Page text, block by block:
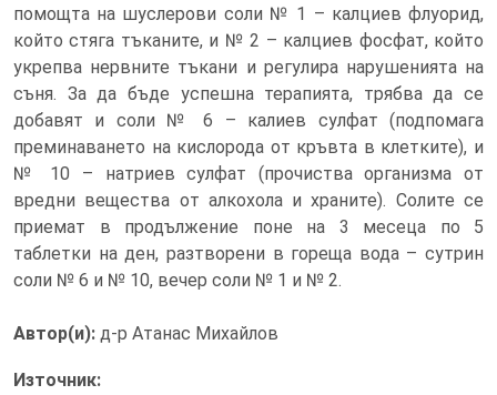
помощта на шуслерови соли № 1 – калциев флуорид,
който стяга тъканите, и № 2 – калциев фосфат, който
укрепва нервните тъкани и регулира нарушенията на
съня. За да бъде успешна терапията, трябва да се
добавят и соли № 6 – калиев сулфат (подпомага
преминаването на кислорода от кръвта в клетките), и
№ 10 – натриев сулфат (прочиства организма от
вредни вещества от алкохола и храните). Солите се
приемат в продължение поне на 3 месеца по 5
таблетки на ден, разтворени в гореща вода – сутрин
соли № 6 и № 10, вечер соли № 1 и № 2.
Автор(и): д-р Атанас Михайлов
Източник: